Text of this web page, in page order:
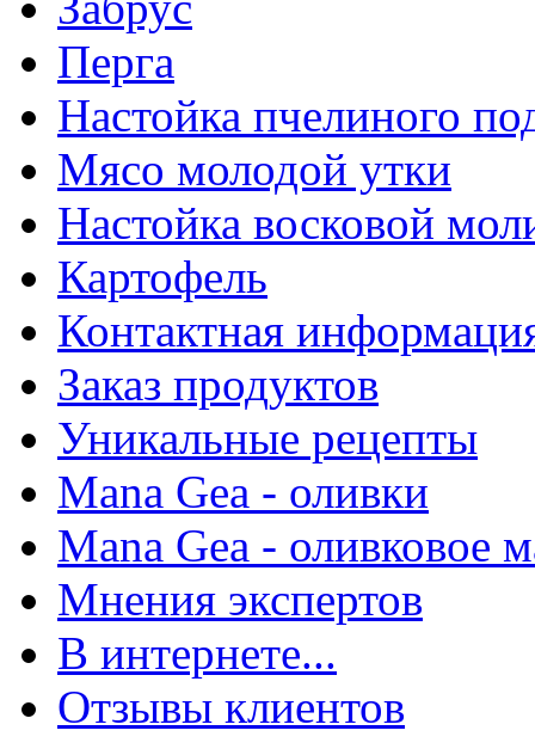
Перга
Настойка пчелиного
Мясо молодой утки
Настойка восковой
Картофель
Контактная
Заказ продуктов
Уникальные рецепты
Mana Gea - оливки
Mana Gea - оливковое
Мнения экспертов
В интернете...
Отзывы клиентов